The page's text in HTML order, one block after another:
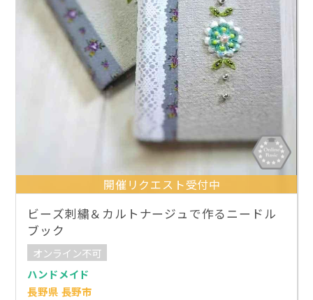
開催リクエスト受付中
ビーズ刺繍＆カルトナージュで作るニードル
ブック
オンライン不可
ハンドメイド
長野県 長野市